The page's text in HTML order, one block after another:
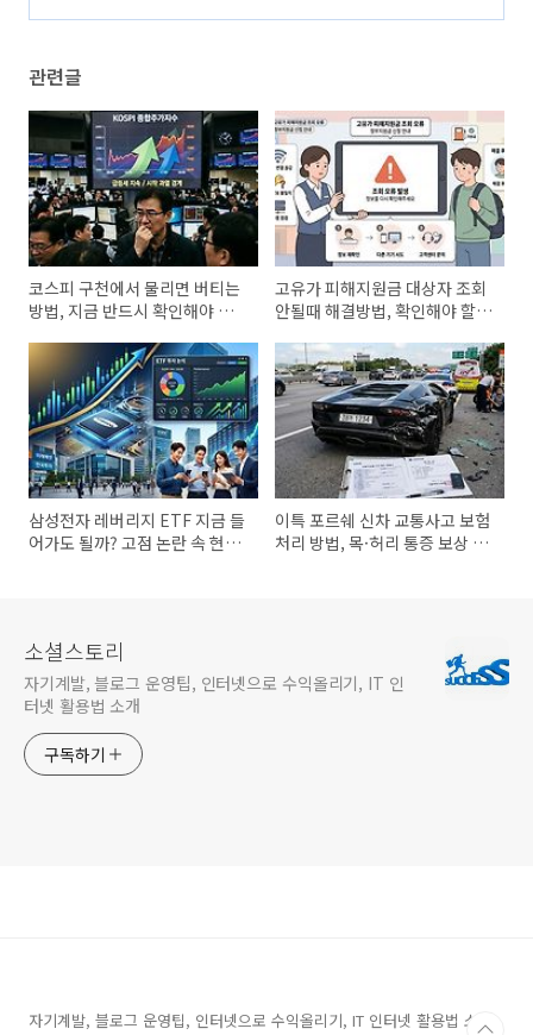
관련글
코스피 구천에서 물리면 버티는
방법, 지금 반드시 확인해야 할
고유가 피해지원금 대상자 조회
안될때 해결방법, 확인해야 할
삼성전자 레버리지 ETF 지금 들
어가도 될까? 고점 논란 속 현실
이특 포르쉐 신차 교통사고 보험
처리 방법, 목·허리 통증 보상 지
소셜스토리
자기계발, 블로그 운영팁, 인터넷으로 수익올리기, IT 인
터넷 활용법 소개
구독하기
자기계발, 블로그 운영팁, 인터넷으로 수익올리기, IT 인터넷 활용법 소개